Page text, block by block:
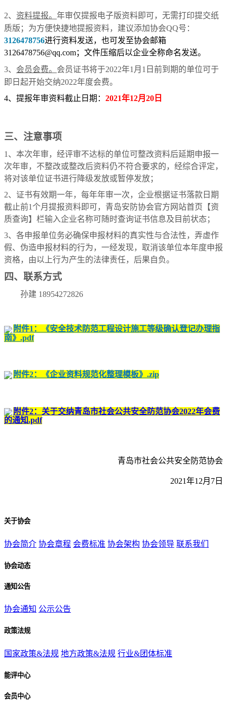
2、 资料提报。 年审仅提报电子版资料即可，无需打印提交纸
质版；为方便快捷地提报资料，建议添加协会QQ号：
3126478756进行资料发送，也可发至协会邮箱
3126478756@qq.com；文件压缩后以企业全称命名发送。
3、 会员会费。 会员证书将于2022年1月1日前到期的单位可于
即日起开始交纳2022年度会费。
4、提报年审资料截止日期： 2021年12月20日
三、注意事项
1、本次年审，经评审不达标的单位可整改资料后延期申报一
次年审，不整改或整改后资料仍不符合要求的，经综合评定，
将对该单位证书进行降级发放或暂停发放；
2、证书有效期一年，每年年审一次，企业根据证书落款日期
截止前1个月提报资料即可，青岛安防协会官方网站首页【资
质查询】栏输入企业名称可随时查询证书信息及目前状态；
3、各申报单位务必确保申报材料的真实性与合法性，弄虚作
假、伪造申报材料的行为，一经发现，取消该单位本年度申报
资格，由以上行为产生的法律责任，后果自负。
四、联系方式
孙建 18954272826
附件1：《安全技术防范工程设计施工等级确认登记办理指
南》.pdf
附件2：《企业资料规范化整理模板》.zip
附件2：关于交纳青岛市社会公共安全防范协会2022年会费
的通知.pdf
青岛市社会公共安全防范协会
2021年12月7日
关于协会
协会简介 协会章程 会费标准 协会架构 协会领导 联系我们
协会动态
通知公告
协会通知 公示公告
政策法规
国家政策&法规 地方政策&法规 行业&团体标准
能评中心
会员中心